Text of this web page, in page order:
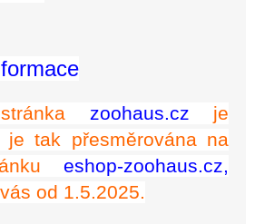
zoohaus.cz je
je tak přesměrována na
eshop-zoohaus.cz,
od 1.5.2025.